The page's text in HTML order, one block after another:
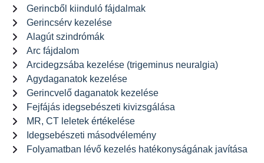
Gerincből kiinduló fájdalmak
Gerincsérv kezelése
Alagút szindrómák
Arc fájdalom
Arcidegzsába kezelése (trigeminus neuralgia)
Agydaganatok kezelése
Gerincvelő daganatok kezelése
Fejfájás idegsebészeti kivizsgálása
MR, CT leletek értékelése
Idegsebészeti másodvélemény
Folyamatban lévő kezelés hatékonyságának javítása